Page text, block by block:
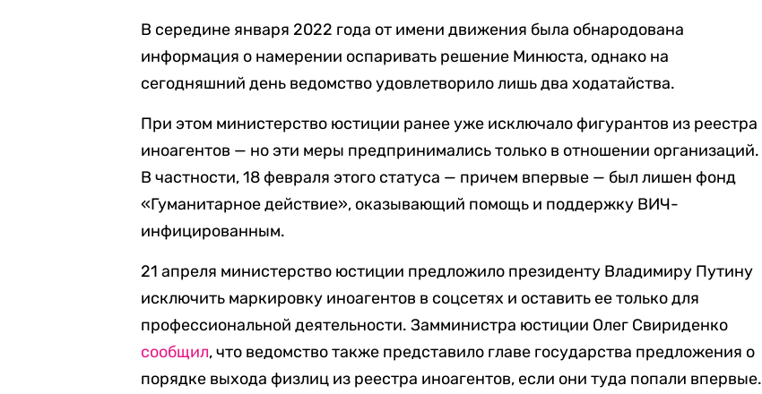
В середине января 2022 года от имени движения была обнародована
информация о намерении оспаривать решение Минюста, однако на
сегодняшний день ведомство удовлетворило лишь два ходатайства.
При этом министерство юстиции ранее уже исключало фигурантов из реестра
иноагентов — но эти меры предпринимались только в отношении организаций.
В частности, 18 февраля этого статуса — причем впервые — был лишен фонд
«Гуманитарное действие», оказывающий помощь и поддержку ВИЧ-
инфицированным.
21 апреля министерство юстиции предложило президенту Владимиру Путину
исключить маркировку иноагентов в соцсетях и оставить ее только для
профессиональной деятельности. Замминистра юстиции Олег Свириденко
сообщил, что ведомство также представило главе государства предложения о
порядке выхода физлиц из реестра иноагентов, если они туда попали впервые.